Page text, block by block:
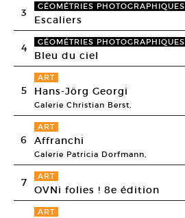
3 GÉOMÉTRIES PHOTOGRAPHIQUES
Escaliers
4 GÉOMÉTRIES PHOTOGRAPHIQUES
Bleu du ciel
5
ART
Hans-Jörg Georgi
Galerie Christian Berst,
6
ART
Affranchi
Galerie Patricia Dorfmann,
7 ART
OVNi folies ! 8e édition
ART